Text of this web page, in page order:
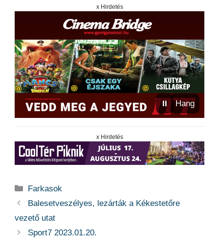
x Hirdetés
⏸ Hang
x Hirdetés
Kategória
Farkasok
Balesetveszélyes, lezárták a Kékestetőre
vezető utat
Sport7 2023.01.20.